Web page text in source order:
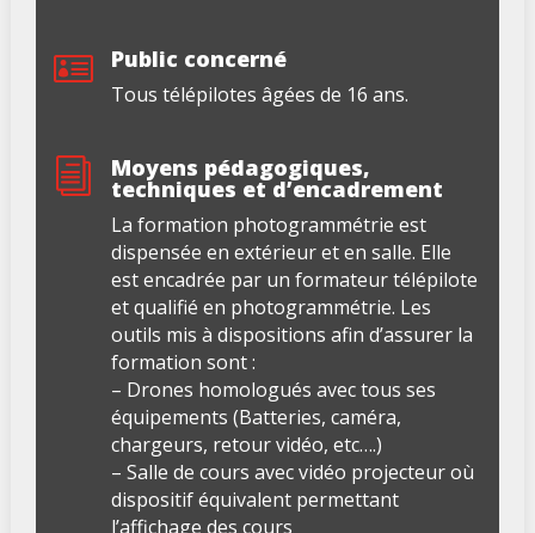
 Public concerné
Tous télépilotes âgées de 16 ans.
i Moyens pédagogiques,
techniques et d’encadrement
La formation photogrammétrie est
dispensée en extérieur et en salle. Elle
est encadrée par un formateur télépilote
et qualifié en photogrammétrie. Les
outils mis à dispositions afin d’assurer la
formation sont :
– Drones homologués avec tous ses
équipements (Batteries, caméra,
chargeurs, retour vidéo, etc….)
– Salle de cours avec vidéo projecteur où
dispositif équivalent permettant
l’affichage des cours